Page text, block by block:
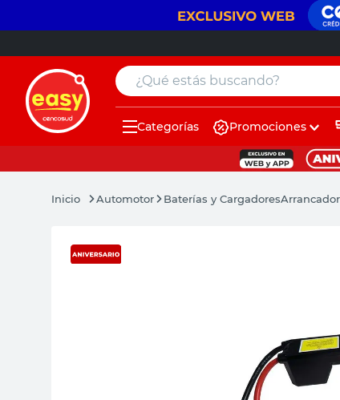
¿Qué estás buscando?
Categorías Promociones
Automotor Baterías y Cargadores
muebles